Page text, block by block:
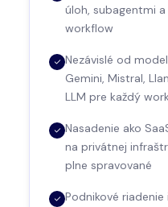
úloh, subagentmi
workflow
Nezávislé od
Gemini, Mistral,
LLM pre každý
Nasadenie ako
na privátnej
plne spravované
Podnikové riadenie